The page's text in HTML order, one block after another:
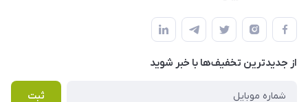
املاک مدنی - نوساز شاپ
لیست محصولات
درباره ما
قوانین و مقررات
حریم خصوصی
راهنما
پرسش های متداول
از جدید‌ترین تخفیف‌ها با‌ خبر شوید
ثبت